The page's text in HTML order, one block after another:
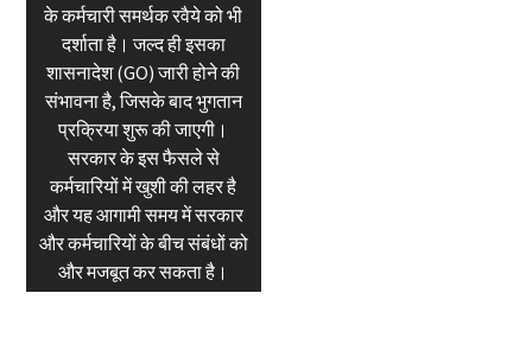
के कर्मचारी समर्थक रवैये को भी
दर्शाता है। जल्द ही इसका
शासनादेश (GO) जारी होने की
संभावना है, जिसके बाद भुगतान
प्रक्रिया शुरू की जाएगी।
सरकार के इस फैसले से
कर्मचारियों में खुशी की लहर है
और यह आगामी समय में सरकार
और कर्मचारियों के बीच संबंधों को
और मजबूत कर सकता है।